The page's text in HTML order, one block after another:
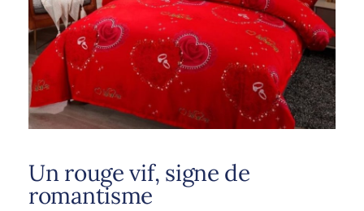
Un rouge vif, signe de
romantisme